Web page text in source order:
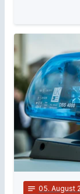
notes 05. August